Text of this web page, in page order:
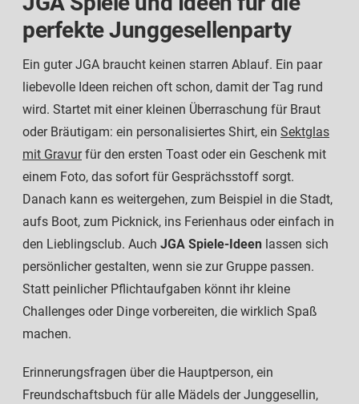
perfekte Junggesellenparty
Ein guter JGA braucht keinen starren Ablauf. Ein paar
liebevolle Ideen reichen oft schon, damit der Tag rund
wird. Startet mit einer kleinen Überraschung für Braut
oder Bräutigam: ein personalisiertes Shirt, ein Sektglas
mit Gravurfür den ersten Toast oder ein Geschenk mit
einem Foto, das sofort für Gesprächsstoff sorgt.
Danach kann es weitergehen, zum Beispiel in die Stadt,
aufs Boot, zum Picknick, ins Ferienhaus oder einfach in
den Lieblingsclub. Auch JGA Spiele-Ideen lassen sich
persönlicher gestalten, wenn sie zur Gruppe passen.
Statt peinlicher Pflichtaufgaben könnt ihr kleine
Challenges oder Dinge vorbereiten, die wirklich Spaß
machen.
Erinnerungsfragen über die Hauptperson, ein
Freundschaftsbuch für alle Mädels der Junggesellin,